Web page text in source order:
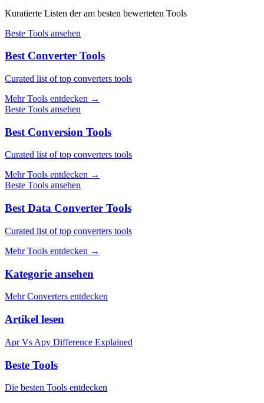
Kuratierte Listen der am besten bewerteten Tools
Beste Tools ansehen
Best Converter Tools
Curated list of top converters tools
Mehr Tools entdecken →
Beste Tools ansehen
Best Conversion Tools
Curated list of top converters tools
Mehr Tools entdecken →
Beste Tools ansehen
Best Data Converter Tools
Curated list of top converters tools
Mehr Tools entdecken →
Kategorie ansehen
Mehr Converters entdecken
Artikel lesen
Apr Vs Apy Difference Explained
Beste Tools
Die besten Tools entdecken